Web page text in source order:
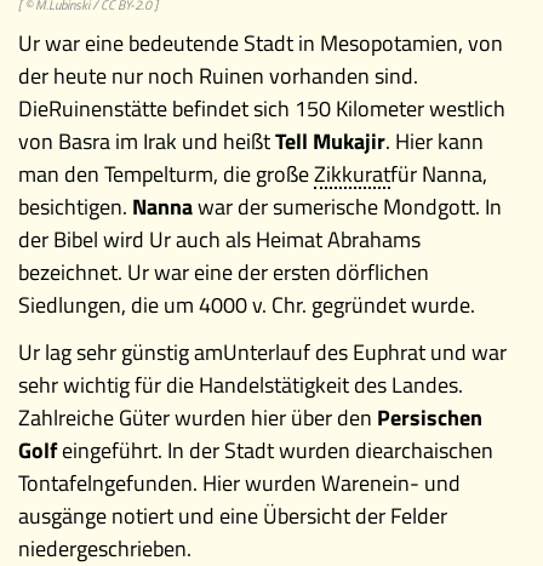
[ ©M.Lubinski/CC BY-2.0]
Ur war eine bedeutende Stadt in Mesopotamien, von
der heute nur noch Ruinen vorhanden sind.
DieRuinenstätte befindet sich 150 Kilometer westlich
von Basra im Irak und heißtTell Mukajir. Hier kann
man den Tempelturm, die großeZikkuratfür Nanna,
besichtigen. Nannawar der sumerische Mondgott. In
der Bibel wird Ur auch als Heimat Abrahams
bezeichnet. Ur war eine der ersten dörflichen
Siedlungen, die um 4000 v. Chr. gegründet wurde.
Ur lag sehr günstig amUnterlauf des Euphrat und war
sehr wichtig für die Handelstätigkeit des Landes.
Zahlreiche Güter wurden hier über den Persischen
Golfeingeführt. In der Stadt wurden diearchaischen
Tontafelngefunden. Hier wurden Warenein- und
ausgänge notiert und eine Übersicht der Felder
niedergeschrieben.